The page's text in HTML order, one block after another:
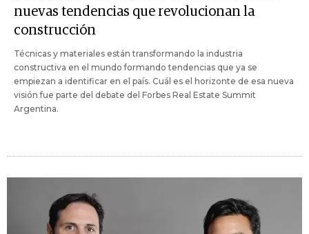
nuevas tendencias que revolucionan la
construcción
Técnicas y materiales están transformando la industria
constructiva en el mundo formando tendencias que ya se
empiezan a identificar en el país. Cuál es el horizonte de esa nueva
visión fue parte del debate del Forbes Real Estate Summit
Argentina.